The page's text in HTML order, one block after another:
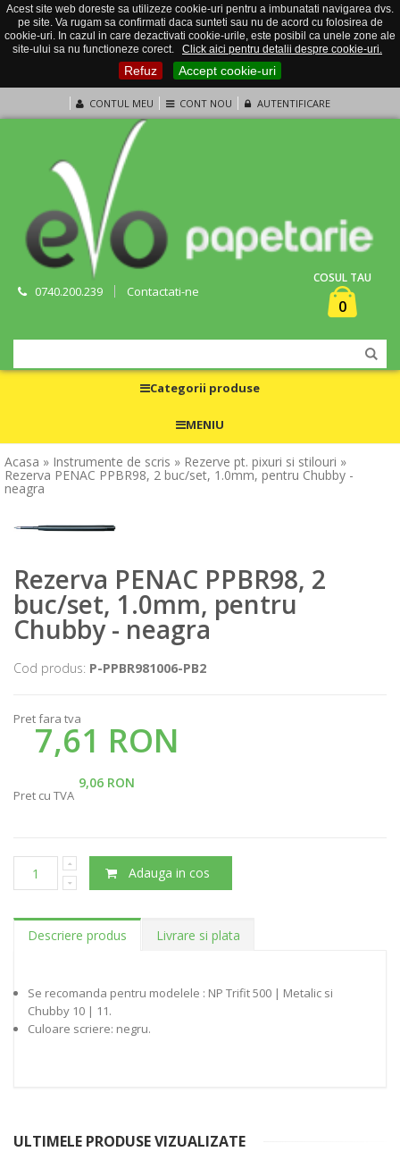
Acest site web doreste sa utilizeze cookie-uri pentru a imbunatati navigarea dvs.
pe site. Va rugam sa confirmati daca sunteti sau nu de acord cu folosirea de
cookie-uri. In cazul in care dezactivati cookie-urile, este posibil ca unele zone ale
site-ului sa nu functioneze corect.
Click aici pentru detalii despre cookie-uri.
Refuz Accept cookie-uri
CONTUL MEU CONT NOU AUTENTIFICARE
0740.200.239 Contactati-ne
COSUL TAU
0
Categorii produse
MENIU
Acasa » Instrumente de scris » Rezerve pt. pixuri si stilouri »
Rezerva PENAC PPBR98, 2 buc/set, 1.0mm, pentru Chubby -
neagra
Rezerva PENAC PPBR98, 2
buc/set, 1.0mm, pentru
Chubby - neagra
Cod produs: P-PPBR981006-PB2
Pret fara tva
7,61 RON
9,06 RON
Pret cu TVA
Adauga in cos
Descriere produs Livrare si plata
Se recomanda pentru modelele : NP Trifit 500 | Metalic si
Chubby 10 | 11.
Culoare scriere: negru.
ULTIMELE PRODUSE VIZUALIZATE